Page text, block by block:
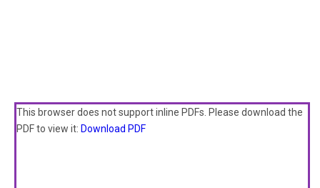
This browser does not support inline PDFs. Please download the
PDF to view it: Download PDF